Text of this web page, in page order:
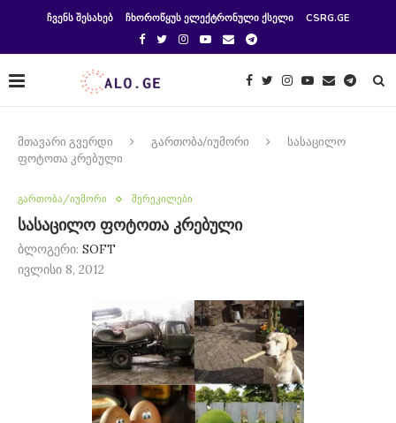
ᲩᲕᲔᲜᲡ ᲨᲔᲡᲐᲮᲔᲑ ᲩᲮᲝᲠᲝᲬᲧᲣᲡ ᲔᲚᲔᲥᲢᲠᲝᲜᲣᲚᲘ ᲥᲡᲔᲚᲘ CSRG.GE
მთავარი გვერდი გართობა/იუმორი
სასაცილო
ფოტოთა კრებული
გართობა/იუმორი შერეკილები
სასაცილო ფოტოთა კრებული
ბლოგერი: SOFT
ივლისი 8, 2012